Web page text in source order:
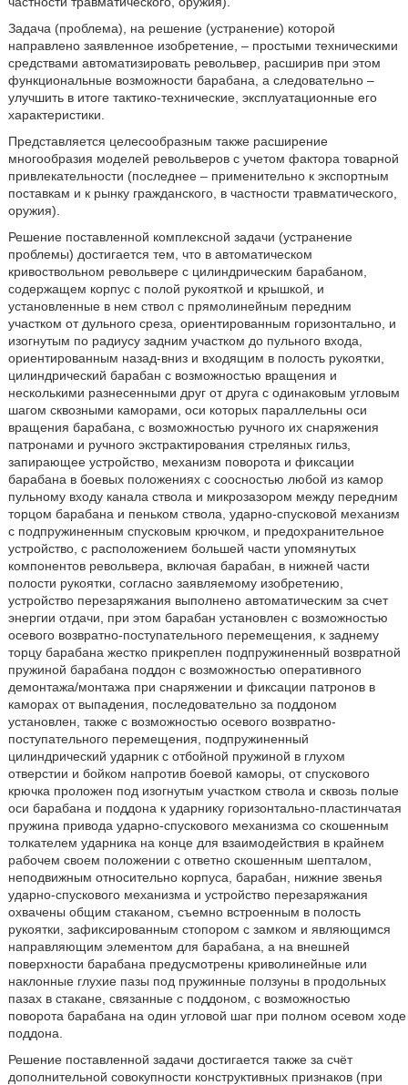
Задача (проблема), на решение (устранение) которой
направлено заявленное изобретение, – простыми техническими
средствами автоматизировать револьвер, расширив при этом
функциональные возможности барабана, а следовательно –
улучшить в итоге тактико-технические, эксплуатационные его
характеристики.
Представляется целесообразным также расширение
многообразия моделей револьверов с учетом фактора товарной
привлекательности (последнее – применительно к экспортным
поставкам и к рынку гражданского, в частности травматического,
оружия).
Решение поставленной комплексной задачи (устранение
проблемы) достигается тем, что в автоматическом
кривоствольном револьвере с цилиндрическим барабаном,
содержащем корпус с полой рукояткой и крышкой, и
установленные в нем ствол с прямолинейным передним
участком от дульного среза, ориентированным горизонтально, и
изогнутым по радиусу задним участком до пульного входа,
ориентированным назад-вниз и входящим в полость рукоятки,
цилиндрический барабан с возможностью вращения и
несколькими разнесенными друг от друга с одинаковым угловым
шагом сквозными каморами, оси которых параллельны оси
вращения барабана, с возможностью ручного их снаряжения
патронами и ручного экстрактирования стреляных гильз,
запирающее устройство, механизм поворота и фиксации
барабана в боевых положениях с соосностью любой из камор
пульному входу канала ствола и микрозазором между передним
торцом барабана и пеньком ствола, ударно-спусковой механизм
с подпружиненным спусковым крючком, и предохранительное
устройство, с расположением большей части упомянутых
компонентов револьвера, включая барабан, в нижней части
полости рукоятки, согласно заявляемому изобретению,
устройство перезаряжания выполнено автоматическим за счет
энергии отдачи, при этом барабан установлен с возможностью
осевого возвратно-поступательного перемещения, к заднему
торцу барабана жестко прикреплен подпружиненный возвратной
пружиной барабана поддон с возможностью оперативного
демонтажа/монтажа при снаряжении и фиксации патронов в
каморах от выпадения, последовательно за поддоном
установлен, также с возможностью осевого возвратно-
поступательного перемещения, подпружиненный
цилиндрический ударник с отбойной пружиной в глухом
отверстии и бойком напротив боевой каморы, от спускового
крючка проложен под изогнутым участком ствола и сквозь полые
оси барабана и поддона к ударнику горизонтально-пластинчатая
пружина привода ударно-спускового механизма со скошенным
толкателем ударника на конце для взаимодействия в крайнем
рабочем своем положении с ответно скошенным шепталом,
неподвижным относительно корпуса, барабан, нижние звенья
ударно-спускового механизма и устройство перезаряжания
охвачены общим стаканом, съемно встроенным в полость
рукоятки, зафиксированным стопором с замком и являющимся
направляющим элементом для барабана, а на внешней
поверхности барабана предусмотрены криволинейные или
наклонные глухие пазы под пружинные ползуны в продольных
пазах в стакане, связанные с поддоном, с возможностью
поворота барабана на один угловой шаг при полном осевом ходе
поддона.
Решение поставленной задачи достигается также за счёт
дополнительной совокупности конструктивных признаков (при